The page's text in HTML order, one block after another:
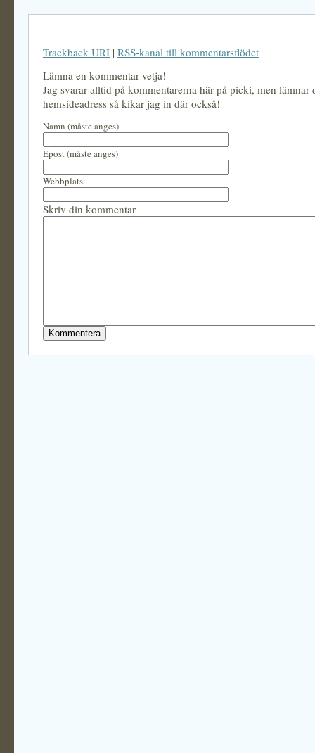
Trackback URI | RSS-kanal till kommentarsflödet
Lämna en kommentar vetja!
Jag svarar alltid på kommentarerna här på picki, men lämnar
hemsideadress så kikar jag in där också!
Namn (måste anges)
Epost (måste anges)
Webbplats
Skriv din kommentar